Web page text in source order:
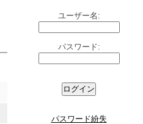
ユーザー名:
パスワード:
パスワード紛失